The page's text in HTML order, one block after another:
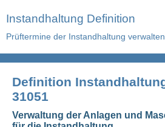
Instandhaltung Definition
Prüftermine der Instandhaltung verwalten
Definition
31051
Verwaltung der Anlagen und